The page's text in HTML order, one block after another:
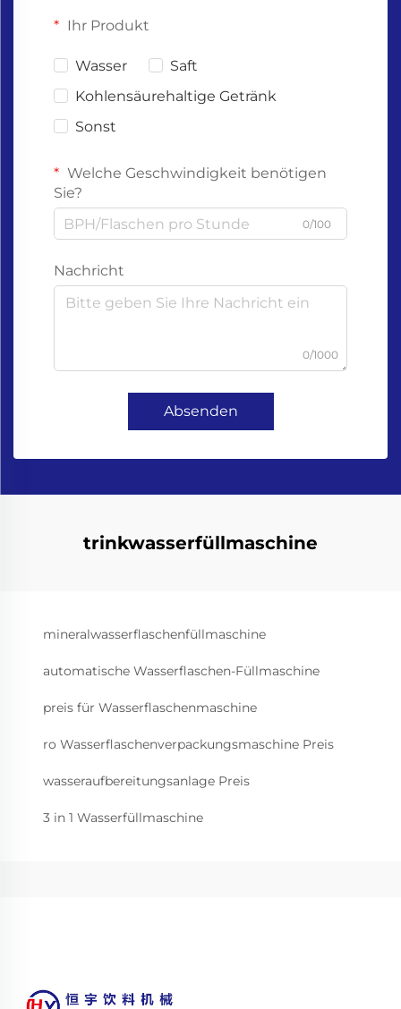
Ihr Produkt
Wasser
Saft
Kohlensäurehaltige Getränk
Sonst
Welche Geschwindigkeit benötigen
Sie?
0/100
Nachricht
0/1000
Absenden
trinkwasserfüllmaschine
mineralwasserflaschenfüllmaschine
automatische Wasserflaschen-Füllmaschine
preis für Wasserflaschenmaschine
ro Wasserflaschenverpackungsmaschine Preis
wasseraufbereitungsanlage Preis
3 in 1 Wasserfüllmaschine